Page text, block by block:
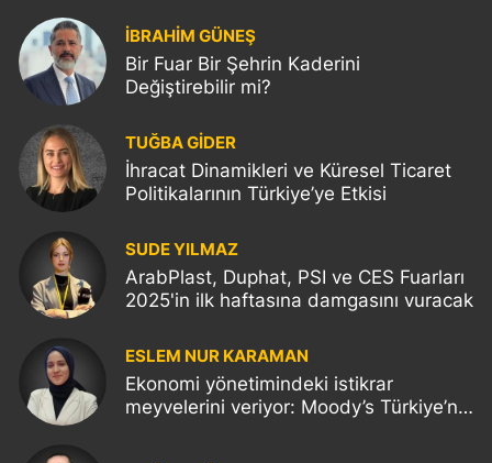
İBRAHİM GÜNEŞ
Bir Fuar Bir Şehrin Kaderini
Değiştirebilir mi?
TUĞBA GİDER
İhracat Dinamikleri ve Küresel Ticaret
Politikalarının Türkiye’ye Etkisi
SUDE YILMAZ
ArabPlast, Duphat, PSI ve CES Fuarları
2025'in ilk haftasına damgasını vuracak
ESLEM NUR KARAMAN
Ekonomi yönetimindeki istikrar
meyvelerini veriyor: Moody’s Türkiye’nin